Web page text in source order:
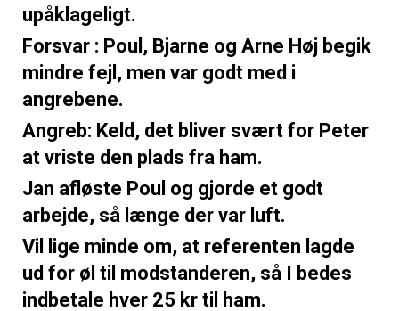
upåklageligt.
Forsvar : Poul, Bjarne og Arne Høj begik
mindre fejl, men var godt med i
angrebene.
Angreb: Keld, det bliver svært for Peter
at vriste den plads fra ham.
Jan afløste Poul og gjorde et godt
arbejde, så længe der var luft.
Vil lige minde om, at referenten lagde
ud for øl til modstanderen, så I bedes
indbetale hver 25 kr til ham.